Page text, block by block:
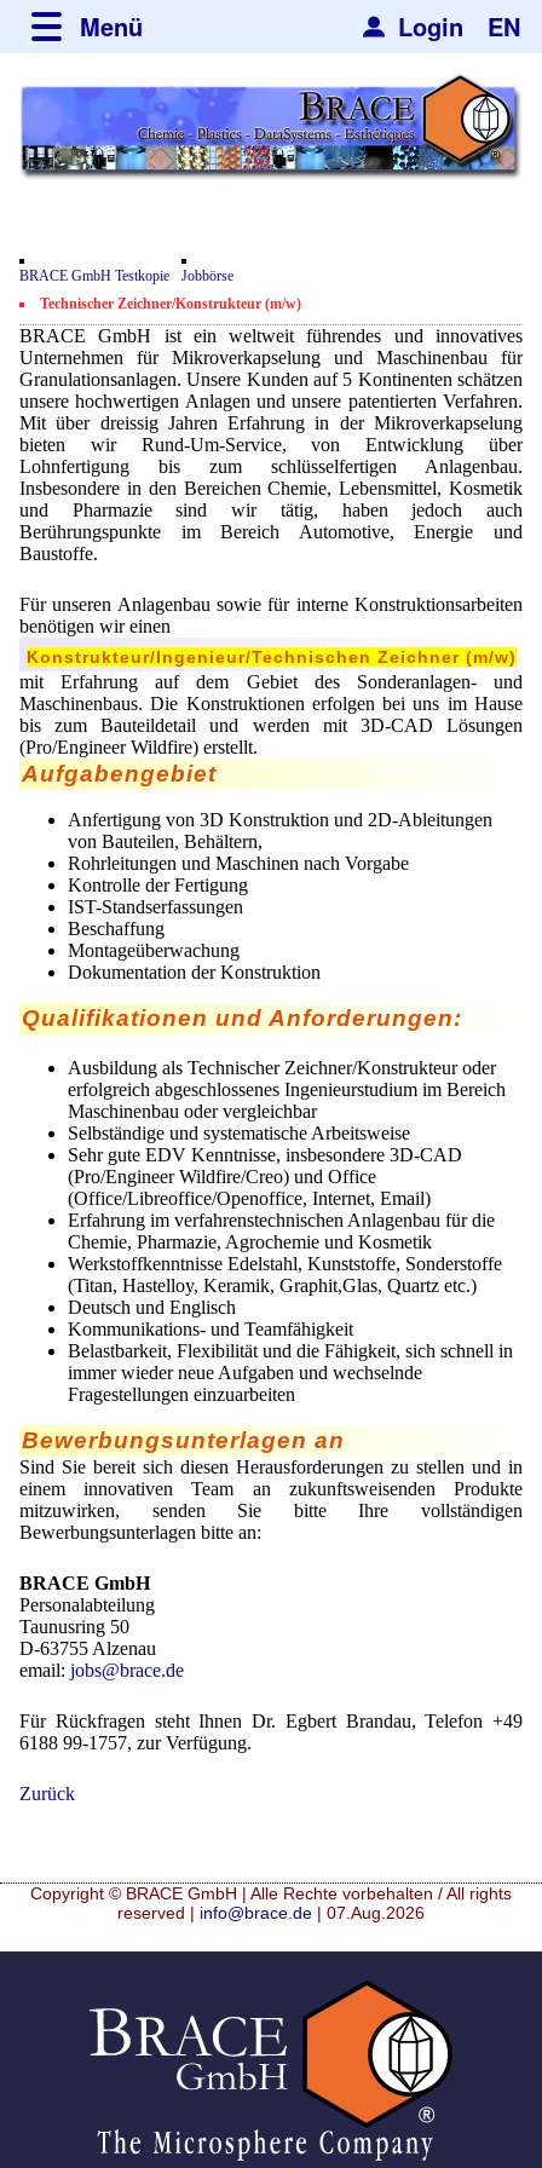
Login EN
Menü
über BRACE
Typographie und Grundelemente
Leistungen
Neubau
Film
Zertifikate
Datenschutzerklärung
Neues
Newsletter
Mikrokugelanlagen
Heizkammern
Trockner
Sortieranlagen
Angebotsanfrage
Spherisator Serie
Ältere Modelle
Spherisator M2
Pilotanlagen
Produktionsanlagen
Viskosimeter
Ultraschallbäder
Dienstleistungen
Mikrokugeln und Verfahren
Mikrokapseln
Mikroverkapselung
Lohnfertigung
Anwendungen
Aromakapseln
Bleichmittel
Emulgatoren
Geschmacksmaskierung
Instant Kugeln
Katalysatorträger
Keramiken
Keramische Hohlkugeln
Kosmetik
Metalle
Pharmazeutika
Polymere
Probiotika
Sehr kleine Kapseln
Staubreduktion
Tabak
Tierernährung
Vitamine
Informationsmaterial
Hf and ZrHf mixed Microspheres
Ultra spherical granulation (english)
Ultra spherical granulation (francais)
Des microbilles de granulométrie précise
Runde Sache
Fraunhofer UMSICHT Tage
Probiotics Encapsulation
Powering Green Chemistry with Microspheres and
Microcapsules
Jobbörse
Adressen
Kontaktformular
Angebotsanfrage
Anfahrt
Bestätigungsseite Anfrage
Suche
Mitgliederseiten
Neu Registrieren
Zusatzinformationen
Passwort vergessen
Login
Neu Registrieren
BRACE GmbH Testkopie
Jobbörse
Technischer Zeichner/Konstrukteur (m/w)
BRACE GmbH ist ein weltweit führendes und innovatives
Unternehmen für Mikroverkapselung und Maschinenbau für
Granulationsanlagen. Unsere Kunden auf 5 Kontinenten schätzen
unsere hochwertigen Anlagen und unsere patentierten Verfahren.
Mit über dreissig Jahren Erfahrung in der Mikroverkapselung
bieten wir Rund-Um-Service, von Entwicklung über
Lohnfertigung bis zum schlüsselfertigen Anlagenbau.
Insbesondere in den Bereichen Chemie, Lebensmittel, Kosmetik
und Pharmazie sind wir tätig, haben jedoch auch
Berührungspunkte im Bereich Automotive, Energie und
Baustoffe.
Für unseren Anlagenbau sowie für interne Konstruktionsarbeiten
benötigen wir einen
Konstrukteur/Ingenieur/Technischen Zeichner (m/w)
mit Erfahrung auf dem Gebiet des Sonderanlagen- und
Maschinenbaus. Die Konstruktionen erfolgen bei uns im Hause
bis zum Bauteildetail und werden mit 3D-CAD Lösungen
(Pro/Engineer Wildfire) erstellt.
Aufgabengebiet
Anfertigung von 3D Konstruktion und 2D-Ableitungen
von Bauteilen, Behältern,
Rohrleitungen und Maschinen nach Vorgabe
Kontrolle der Fertigung
IST-Standserfassungen
Beschaffung
Montageüberwachung
Dokumentation der Konstruktion
Qualifikationen und Anforderungen:
Ausbildung als Technischer Zeichner/Konstrukteur oder
erfolgreich abgeschlossenes Ingenieurstudium im Bereich
Maschinenbau oder vergleichbar
Selbständige und systematische Arbeitsweise
Sehr gute EDV Kenntnisse, insbesondere 3D-CAD
(Pro/Engineer Wildfire/Creo) und Office
(Office/Libreoffice/Openoffice, Internet, Email)
Erfahrung im verfahrenstechnischen Anlagenbau für die
Chemie, Pharmazie, Agrochemie und Kosmetik
Werkstoffkenntnisse Edelstahl, Kunststoffe, Sonderstoffe
(Titan, Hastelloy, Keramik, Graphit,Glas, Quartz etc.)
Deutsch und Englisch
Kommunikations- und Teamfähigkeit
Belastbarkeit, Flexibilität und die Fähigkeit, sich schnell in
immer wieder neue Aufgaben und wechselnde
Fragestellungen einzuarbeiten
Bewerbungsunterlagen an
Sind Sie bereit sich diesen Herausforderungen zu stellen und in
einem innovativen Team an zukunftsweisenden Produkte
mitzuwirken, senden Sie bitte Ihre vollständigen
Bewerbungsunterlagen bitte an:
BRACE GmbH
Personalabteilung
Taunusring 50
D-63755 Alzenau
email: jobs@brace.de
Für Rückfragen steht Ihnen Dr. Egbert Brandau, Telefon +49
6188 99-1757, zur Verfügung.
Zurück
Copyright © BRACE GmbH | Alle Rechte vorbehalten / All rights
reserved | info@brace.de | 07.Aug.2026